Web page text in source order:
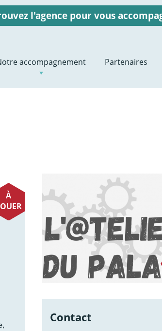
l'agence pour vous
accompagnement Partenaires
À
Contact